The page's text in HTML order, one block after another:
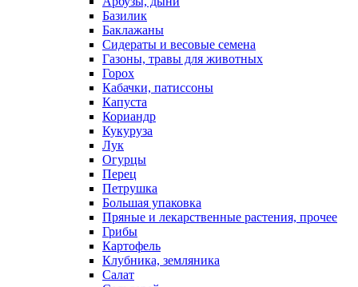
Базилик
Баклажаны
Сидераты и весовые семена
Газоны, травы для животных
Горох
Кабачки, патиссоны
Капуста
Кориандр
Кукуруза
Лук
Огурцы
Перец
Петрушка
Большая упаковка
Пряные и лекарственные растения, прочее
Грибы
Картофель
Клубника, земляника
Салат